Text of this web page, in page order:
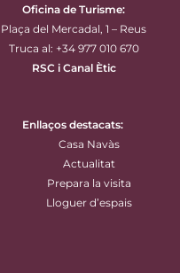
Oficina de Turisme:
Plaça del Mercadal, 1 – Reus
Truca al: +34 977 010 670
RSC i Canal Ètic
Enllaços destacats:
Casa Navàs
Actualitat
Prepara la visita
Lloguer d’espais